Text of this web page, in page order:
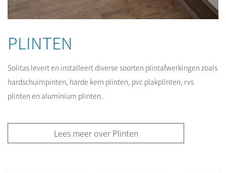
PLINTEN
Solitas levert en installeert diverse soorten plintafwerkingen zoals
hardschuimpinten, harde kern plinten, pvc plakplinten, rvs
plinten en aluminium plinten.
Lees meer over Plinten